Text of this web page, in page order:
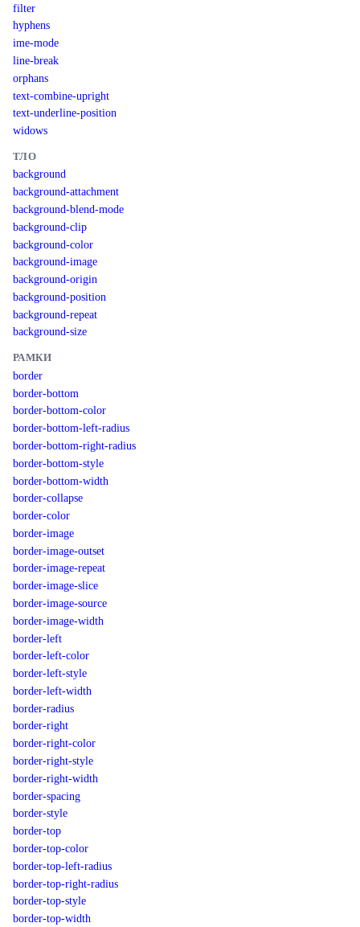
filter
hyphens
ime-mode
line-break
orphans
text-combine-upright
text-underline-position
widows
ТЛО
background
background-attachment
background-blend-mode
background-clip
background-color
background-image
background-origin
background-position
background-repeat
background-size
РАМКИ
border
border-bottom
border-bottom-color
border-bottom-left-radius
border-bottom-right-radius
border-bottom-style
border-bottom-width
border-collapse
border-color
border-image
border-image-outset
border-image-repeat
border-image-slice
border-image-source
border-image-width
border-left
border-left-color
border-left-style
border-left-width
border-radius
border-right
border-right-color
border-right-style
border-right-width
border-spacing
border-style
border-top
border-top-color
border-top-left-radius
border-top-right-radius
border-top-style
border-top-width